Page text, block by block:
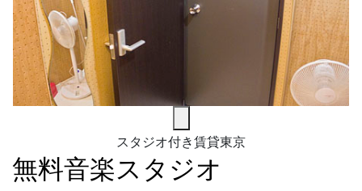
スタジオ付き賃貸東京
無料音楽スタジオ